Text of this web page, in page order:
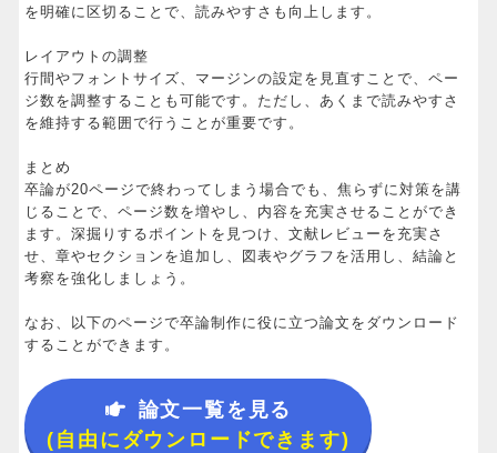
を明確に区切ることで、読みやすさも向上します。
レイアウトの調整
行間やフォントサイズ、マージンの設定を見直すことで、ペー
ジ数を調整することも可能です。ただし、あくまで読みやすさ
を維持する範囲で行うことが重要です。
まとめ
卒論が20ページで終わってしまう場合でも、焦らずに対策を講
じることで、ページ数を増やし、内容を充実させることができ
ます。深掘りするポイントを見つけ、文献レビューを充実さ
せ、章やセクションを追加し、図表やグラフを活用し、結論と
考察を強化しましょう。
なお、以下のページで卒論制作に役に立つ論文をダウンロード
することができます。
論文一覧を見る
(自由にダウンロードできます)